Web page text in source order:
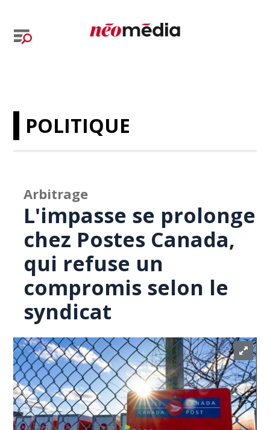
POLITIQUE
Arbitrage
L'impasse se prolonge
chez Postes Canada,
qui refuse un
compromis selon le
syndicat